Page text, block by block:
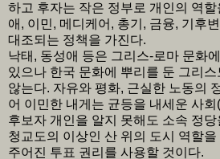
하고 후자는 작은 정부로 개인의 역
애, 이민, 메디케어, 총기, 금융, 기후
대조되는 정책을 가진다.
낙태, 동성애 등은 그리스-로마 문화
있으나 한국 문화에 뿌리를 둔 그리스
않는다. 자유와 평화, 근실한 노동의
어 이민한 내게는 균등을 내세운 사
후보자 개인을 알지 못해도 소속 정
청교도의 이상인 산 위의 도시 역할을
주어진 투표 권리를 사용할 것이다.